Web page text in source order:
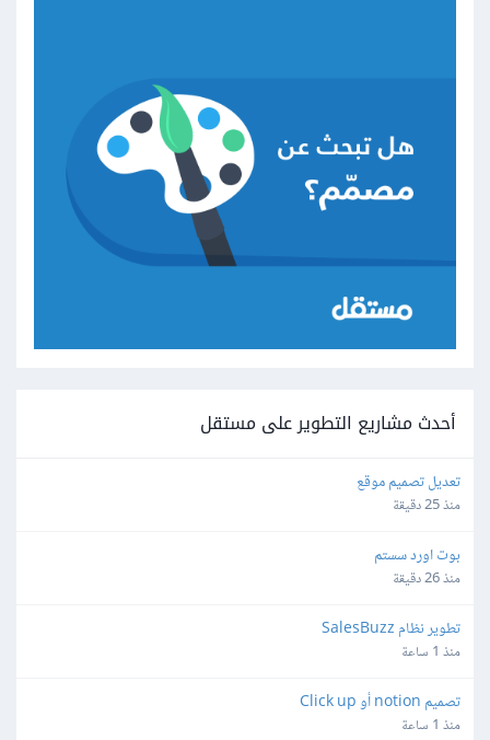
أحدث مشاريع التطوير على مستقل
تعديل تصميم موقع
منذ 25 دقيقة
بوت اورد سستم
منذ 26 دقيقة
تطوير نظام SalesBuzz
منذ 1 ساعة
تصميم notion أو Click up
منذ 1 ساعة